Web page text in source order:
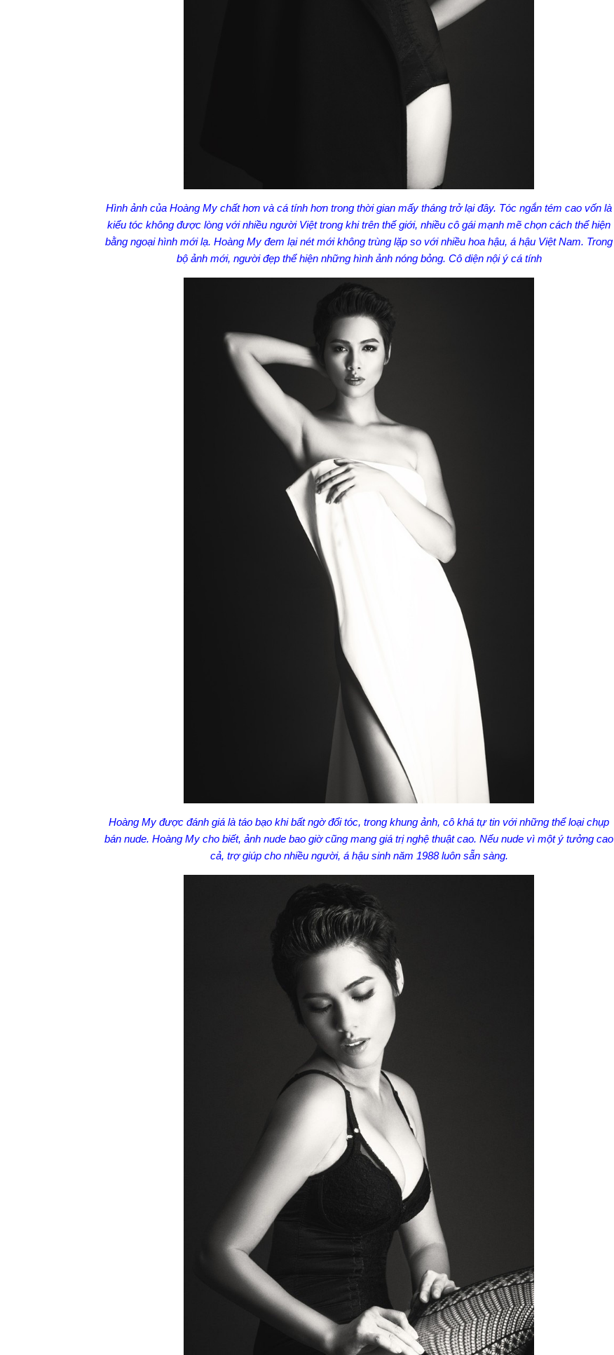
Hình ảnh của Hoàng My chất hơn và cá tính hơn trong thời gian mấy tháng trở lại đây. Tóc ngắn tém cao vốn là
kiểu tóc không được lòng với nhiều người Việt trong khi trên thế giới, nhiều cô gái mạnh mẽ chọn cách thể hiện
bằng ngoại hình mới lạ. Hoàng My đem lại nét mới không trùng lặp so với nhiều hoa hậu, á hậu Việt Nam. Trong
bộ ảnh mới, người đẹp thể hiện những hình ảnh nóng bỏng. Cô diện nội ý cá tính
Hoàng My được đánh giá là táo bạo khi bất ngờ đổi tóc, trong khung ảnh, cô khá tự tin với những thể loại chụp
bán nude. Hoàng My cho biết, ảnh nude bao giờ cũng mang giá trị nghệ thuật cao. Nếu nude vì một ý tưởng cao
cả, trợ giúp cho nhiều người, á hậu sinh năm 1988 luôn sẵn sàng.